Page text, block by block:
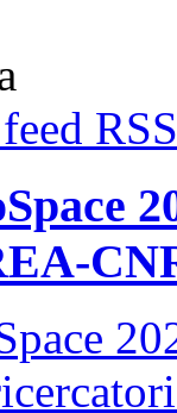
RSS